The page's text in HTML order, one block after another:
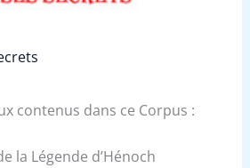
contenus dans ce Corpus :
la Légende d’Hénoch